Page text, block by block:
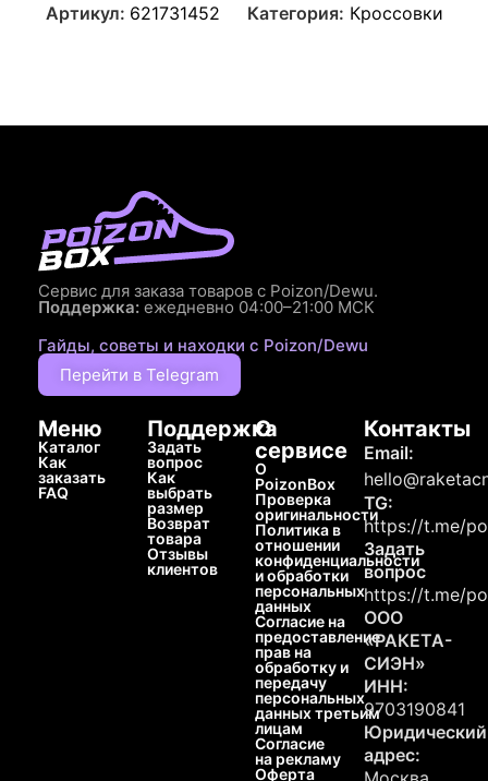
Артикул: 621731452 Категория: Кроссовки
Сервис для заказа товаров с Poizon/Dewu.
Поддержка: ежедневно 04:00–21:00 МСК
Гайды, советы и находки с Poizon/Dewu
Перейти в Telegram
Меню
Каталог
Как
заказать
FAQ
Поддержка
Задать
вопрос
Как
выбрать
размер
Возврат
товара
Отзывы
клиентов
О
сервисе
О
PoizonBox
Проверка
оригинальности
Политика в
отношении
конфиденциальности
и обработки
персональных
данных
Согласие на
предоставление
прав на
обработку и
передачу
персональных
данных третьим
лицам
Согласие
на рекламу
Оферта
Контакты
Email:
TG:
https://t.me/
Задать
вопрос
https://t.me/
ООО
«РАКЕТА-
СИЭН»
ИНН:
9703190841
Юридический
адрес: